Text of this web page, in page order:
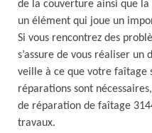
de la couverture ainsi que la
un élément qui joue un
Si vous rencontrez des
s’assure de vous réaliser
veille à ce que votre faîtage
réparations sont
de réparation de faîtage
travaux.